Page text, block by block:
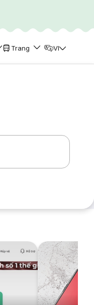
Trang VI